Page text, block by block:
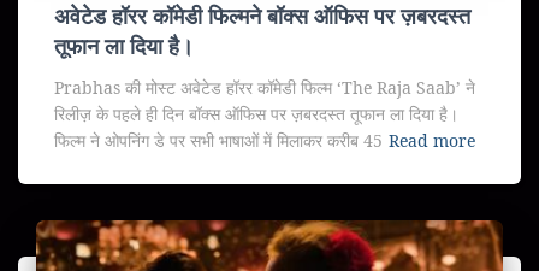
अवेटेड हॉरर कॉमेडी फिल्मने बॉक्स ऑफिस पर ज़बरदस्त
तूफान ला दिया है।
Prabhas की मोस्ट अवेटेड हॉरर कॉमेडी फिल्म ‘The Raja Saab’ ने
रिलीज़ के पहले ही दिन बॉक्स ऑफिस पर ज़बरदस्त तूफान ला दिया है।
फिल्म ने ओपनिंग डे पर सभी भाषाओं में मिलाकर करीब 45 Read more